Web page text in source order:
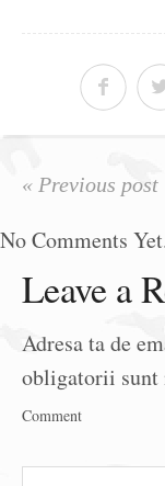
« Previous post
No Comments
Leave a
Adresa ta de
obligatorii sunt
Comment